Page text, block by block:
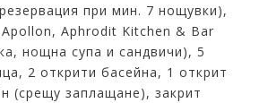
при мин. 7 нощувки),
Apollon, Aphrodit Kitchen & Bar
нощна супа и сандвичи), 5
2 открити басейна, 1 открит
(срещу заплащане), закрит